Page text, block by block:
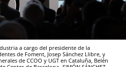
a cargo del presidente de la
de Foment, Josep Sánchez Llibre, y
de CCOO y UGT en Cataluña, Belén